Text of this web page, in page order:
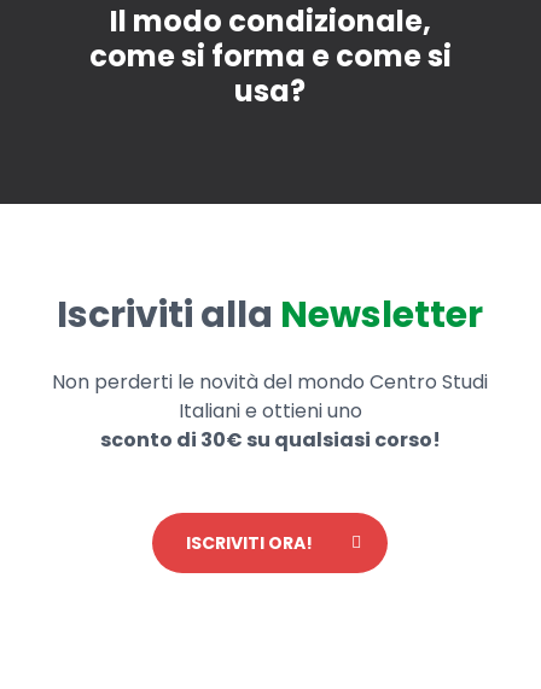
Il modo condizionale,
come si forma e come si
usa?
Iscriviti alla Newsletter
Non perderti le novità del mondo Centro Studi
Italiani e ottieni uno
sconto di 30€ su qualsiasi corso!
ISCRIVITI ORA!